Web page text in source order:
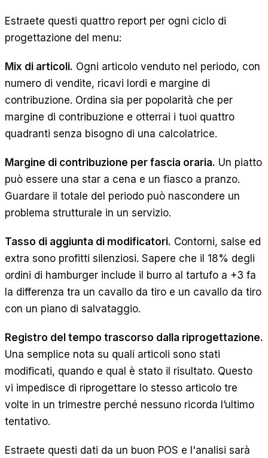
Estraete questi quattro report per ogni ciclo di
progettazione del menu:
Mix di articoli. Ogni articolo venduto nel periodo, con
numero di vendite, ricavi lordi e margine di
contribuzione. Ordina sia per popolarità che per
margine di contribuzione e otterrai i tuoi quattro
quadranti senza bisogno di una calcolatrice.
Margine di contribuzione per fascia oraria. Un piatto
può essere una star a cena e un fiasco a pranzo.
Guardare il totale del periodo può nascondere un
problema strutturale in un servizio.
Tasso di aggiunta di modificatori. Contorni, salse ed
extra sono profitti silenziosi. Sapere che il 18% degli
ordini di hamburger include il burro al tartufo a +3 fa
la differenza tra un cavallo da tiro e un cavallo da tiro
con un piano di salvataggio.
Registro del tempo trascorso dalla riprogettazione.
Una semplice nota su quali articoli sono stati
modificati, quando e qual è stato il risultato. Questo
vi impedisce di riprogettare lo stesso articolo tre
volte in un trimestre perché nessuno ricorda l’ultimo
tentativo.
Estraete questi dati da un buon POS e l'analisi sarà